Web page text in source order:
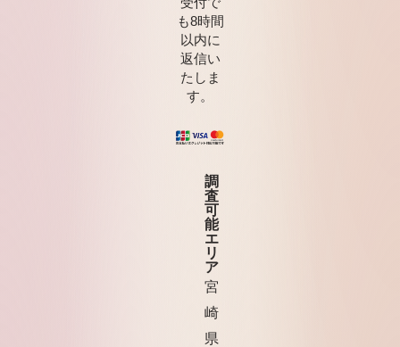
も8時間
以内に
返信い
たしま
す。
調
査
可
能
エ
リ
ア
宮
崎
県